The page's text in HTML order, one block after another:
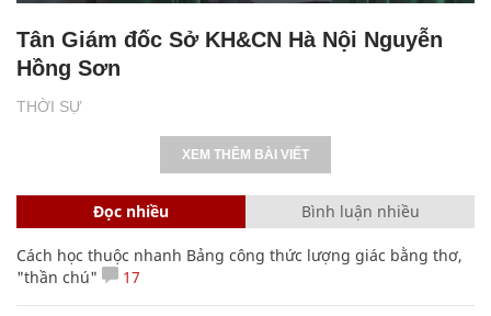
THỜI SỰ
Tân Giám đốc Sở KH&CN Hà Nội Nguyễn
Hồng Sơn
XEM THÊM BÀI VIẾT
Đọc nhiều Bình luận nhiều
Cách học thuộc nhanh Bảng công thức lượng giác bằng thơ,
"thần chú"
17